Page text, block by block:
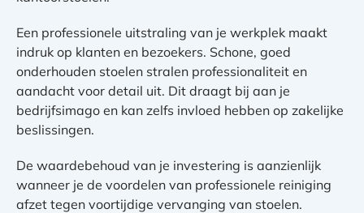
Een professionele uitstraling van je werkplek maakt
indruk op klanten en bezoekers. Schone, goed
onderhouden stoelen stralen professionaliteit en
aandacht voor detail uit. Dit draagt bij aan je
bedrijfsimago en kan zelfs invloed hebben op zakelijke
beslissingen.
De waardebehoud van je investering is aanzienlijk
wanneer je de voordelen van professionele reiniging
afzet tegen voortijdige vervanging van stoelen.